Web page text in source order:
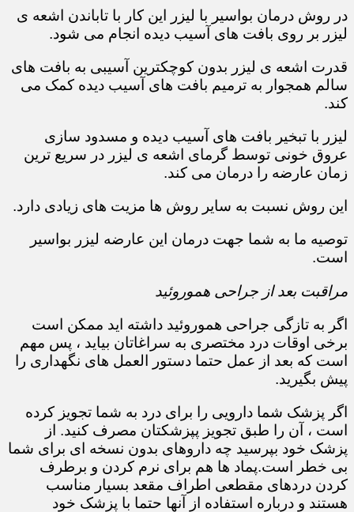
در روش درمان بواسیر با لیزر این کار با تاباندن اشعه ی
لیزر بر روی بافت های آسیب دیده انجام می شود.
قدرت اشعه ی لیزر بدون کوچکترین آسیبی به بافت های
سالم همجوار به ترمیم بافت های آسیب دیده کمک می
کند.
لیزر با تبخیر بافت های آسیب دیده و مسدود سازی
عروق خونی توسط گرمای اشعه ی لیزر در سریع ترین
زمان عارضه را درمان می کند.
این روش نسبت به سایر روش ها مزیت های زیادی دارد.
توصیه ما به شما جهت درمان این عارضه لیزر بواسیر
است.
مراقبت بعد از جراحی هموروئید
اگر به تازگی جراحی هموروئید داشته اید ممکن است
برخی اوقات درد مختصری به سراغاتان بیاید ، پس مهم
است که بعد از عمل حتما دستور العمل های نگهداری را
پیش بگیرید.
اگر پزشک شما دارویی را برای درد به شما تجویز کرده
است ، آن را طبق تجویز پپزشکتان مصرف کنید. از
پزشک خود بپرسید چه داروهای بدون نسخه ای برای شما
بی خطر است.پماد ها هم برای نرم کردن و برطرف
کردن دردهای مقطعی اطراف مقعد بسیار مناسب
هستند و درباره استفاده از آنها حتما با پزشک خود